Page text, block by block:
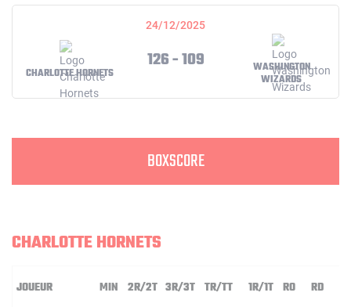
24/12/2025
CHARLOTTE HORNETS
126 - 109
WASHINGTON
WIZARDS
BOXSCORE
CHARLOTTE HORNETS
JOUEUR MIN 2R/2T 3R/3T TR/TT 1R/1T RO RD